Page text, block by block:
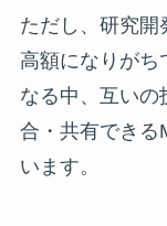
ただし、研究開
高額になりがち
なる中、互いの
合・共有できる
います。